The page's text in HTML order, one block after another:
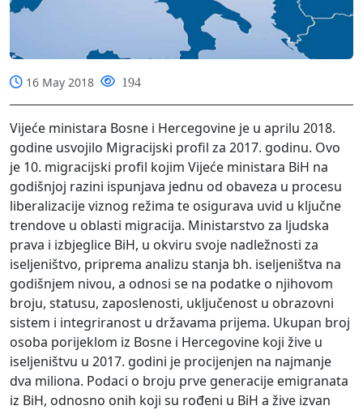
16 May 2018 194
Vijeće ministara Bosne i Hercegovine je u aprilu 2018.
godine usvojilo Migracijski profil za 2017. godinu. Ovo
je 10. migracijski profil kojim Vijeće ministara BiH na
godišnjoj razini ispunjava jednu od obaveza u procesu
liberalizacije viznog režima te osigurava uvid u ključne
trendove u oblasti migracija. Ministarstvo za ljudska
prava i izbjeglice BiH, u okviru svoje nadležnosti za
iseljeništvo, priprema analizu stanja bh. iseljeništva na
godišnjem nivou, a odnosi se na podatke o njihovom
broju, statusu, zaposlenosti, uključenost u obrazovni
sistem i integriranost u državama prijema. Ukupan broj
osoba porijeklom iz Bosne i Hercegovine koji žive u
iseljeništvu u 2017. godini je procijenjen na najmanje
dva miliona. Podaci o broju prve generacije emigranata
iz BiH, odnosno onih koji su rođeni u BiH a žive izvan